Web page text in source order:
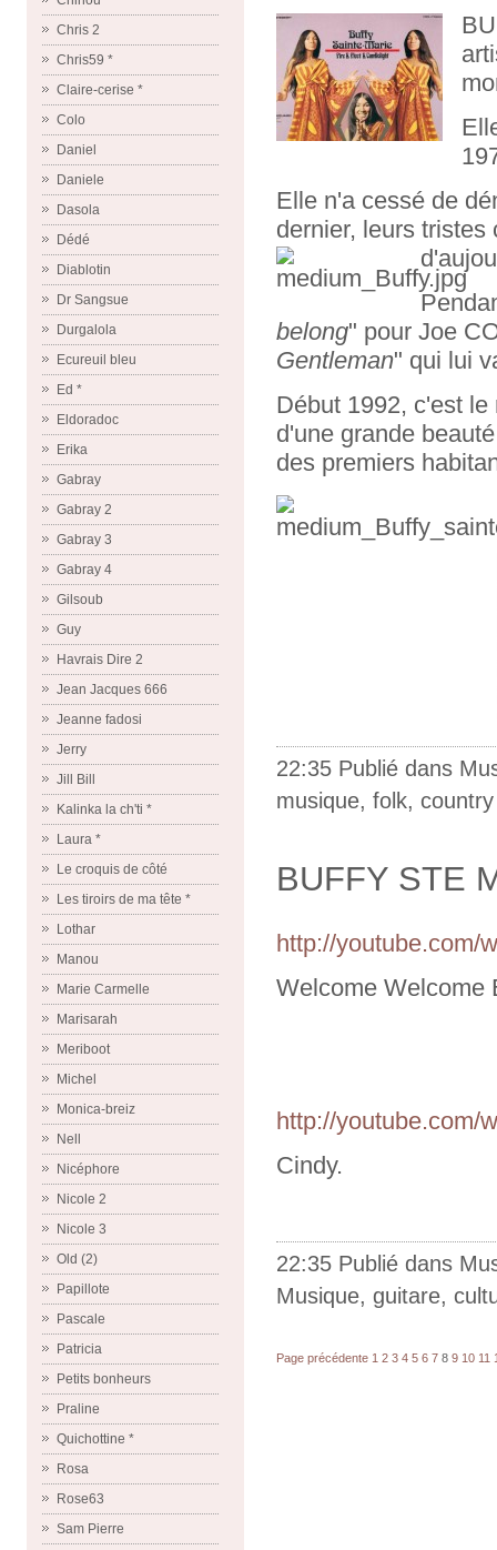
Chris 2
Chris59 *
Claire-cerise *
Colo
Daniel
Daniele
Dasola
Dédé
Diablotin
Dr Sangsue
Durgalola
Ecureuil bleu
Ed *
Eldoradoc
Erika
Gabray
Gabray 2
Gabray 3
Gabray 4
Gilsoub
Guy
Havrais Dire 2
Jean Jacques 666
Jeanne fadosi
Jerry
Jill Bill
Kalinka la ch'ti *
Laura *
Le croquis de côté
Les tiroirs de ma tête *
Lothar
Manou
Marie Carmelle
Marisarah
Meriboot
Michel
Monica-breiz
Nell
Nicéphore
Nicole 2
Nicole 3
Old (2)
Papillote
Pascale
Patricia
Petits bonheurs
Praline
Quichottine *
Rosa
Rose63
Sam Pierre
Elle n'a cessé de
dernier, leurs
belong" pour Joe
Gentleman" qui lui
Début 1992, c'est le
d'une grande
des premiers
22:35 Publié dans
musique, folk, country
BUFFY STE
http://youtube.com/
Welcome Welcome
http://youtube.com/
Cindy.
22:35 Publié dans
Musique, guitare,
Page précédente 1 2 3 4 5 6 7 8 9 10 11